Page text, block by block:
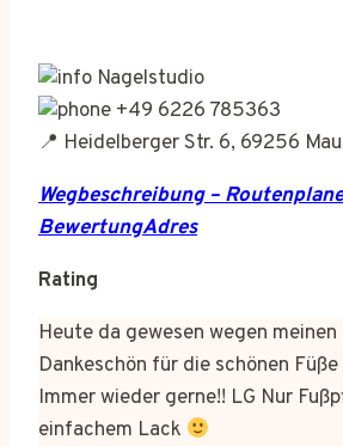
Nagelstudio
+49 6226 785363
📍 Heidelberger Str. 6, 69256
Wegbeschreibung –
BewertungAdres
Rating
Heute da gewesen wegen meinen
Dankeschön für die schönen
Immer wieder gerne!! LG Nur
einfachem Lack